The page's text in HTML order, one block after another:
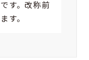
す。改称前
す。